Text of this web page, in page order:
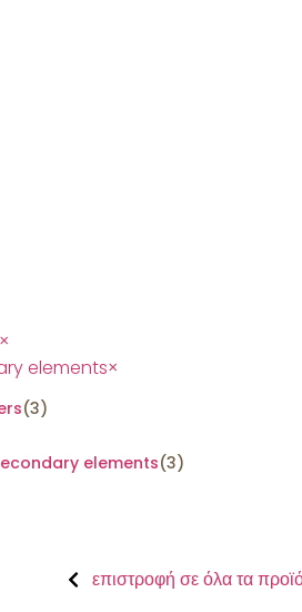
×
elements×
(3)
elements(3)
επιστροφή σε όλα τα